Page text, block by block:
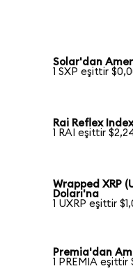
Solar'dan
1 SXP eşittir
Rai Reflex
1 RAI eşittir
Wrapped XRP
Doları'na
1 UXRP eşittir
Premia'dan
1 PREMIA eşittir